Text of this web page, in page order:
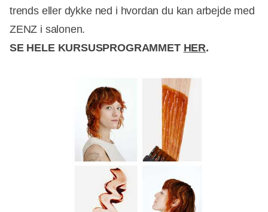
trends eller dykke ned i hvordan du kan arbejde med
ZENZ i salonen.
SE HELE KURSUSPROGRAMMET HER.